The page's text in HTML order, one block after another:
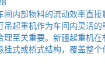
间内部物料的流动效率直
吊起重机作为车间内灵活
理至关重要。新疆起重机
挂式或桥式结构，覆盖整个